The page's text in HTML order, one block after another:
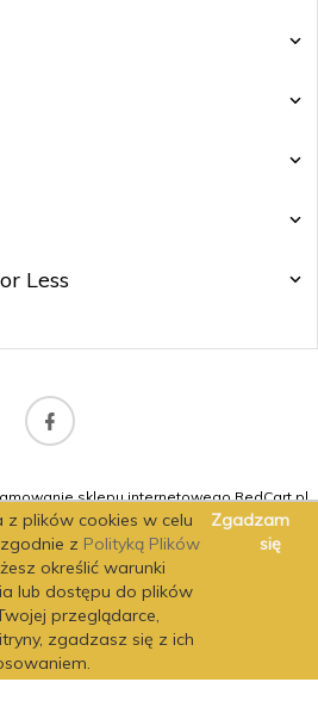
Less
sklepu internetowegoRedCart.pl
z plików cookies w celu
z Polityką Plików
określić warunki
lub dostępu do plików
przeglądarce,
zgadzasz się z ich
Zgadzam
się